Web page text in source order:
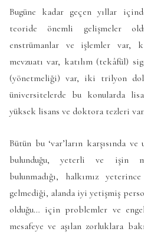
Bugüne kadar geçen yıllar
teoride önemli gelişmeler
enstrümanlar ve işlemler var,
mevzuatı var, katılım (tekâfül)
(yönetmeliği) var, iki trilyon
üniversitelerde bu konularda
yüksek lisans ve doktora tezleri
Bütün bu ‘var’ların karşısında
bulunduğu, yeterli ve işin
bulunmadığı, halkımız
gelmediği, alanda iyi yetişmiş
olduğu… için problemler ve
mesafeye ve aşılan zorluklara